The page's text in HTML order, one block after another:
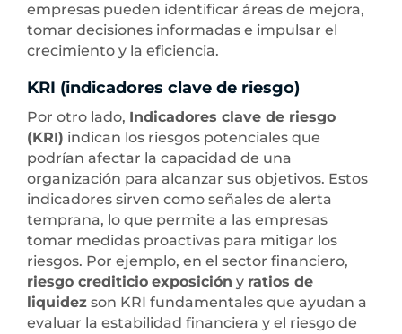
empresas pueden identificar áreas de mejora,
tomar decisiones informadas e impulsar el
crecimiento y la eficiencia.
KRI (indicadores clave de riesgo)
Por otro lado, Indicadores clave de riesgo
(KRI) indican los riesgos potenciales que
podrían afectar la capacidad de una
organización para alcanzar sus objetivos. Estos
indicadores sirven como señales de alerta
temprana, lo que permite a las empresas
tomar medidas proactivas para mitigar los
riesgos. Por ejemplo, en el sector financiero,
riesgo crediticio exposición y ratios de
liquidez son KRI fundamentales que ayudan a
evaluar la estabilidad financiera y el riesgo de